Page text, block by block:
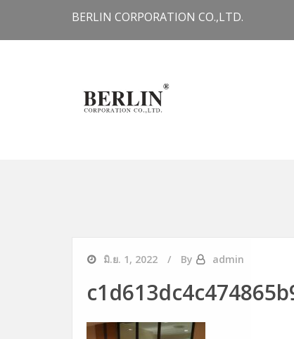
Skip to contentBERLIN CORPORATION CO.,LTD.
มิ.ย. 1, 2022 By admin